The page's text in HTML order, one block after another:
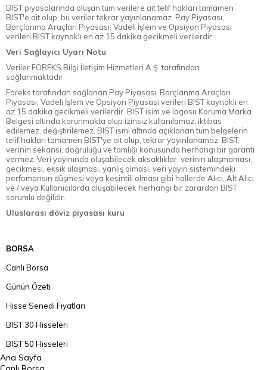
BIST piyasalarında oluşan tüm verilere ait telif hakları tamamen
BIST'e ait olup, bu veriler tekrar yayınlanamaz. Pay Piyasası,
Borçlanma Araçları Piyasası, Vadeli İşlem ve Opsiyon Piyasası
verileri BIST kaynaklı en az 15 dakika gecikmeli verilerdir.
Veri Sağlayıcı Uyarı Notu
Veriler FOREKS Bilgi İletişim Hizmetleri A.Ş. tarafından
sağlanmaktadır.
Foreks tarafından sağlanan Pay Piyasası, Borçlanma Araçları
Piyasası, Vadeli İşlem ve Opsiyon Piyasası verileri BIST kaynaklı en
az 15 dakika gecikmeli verilerdir. BIST isim ve logosu Koruma Marka
Belgesi altında korunmakta olup izinsiz kullanılamaz, iktibas
edilemez, değiştirilemez. BIST ismi altında açıklanan tüm belgelerin
telif hakları tamamen BIST'ye ait olup, tekrar yayınlanamaz. BIST,
verinin sekansı, doğruluğu ve tamlığı konusunda herhangi bir garanti
vermez. Veri yayınında oluşabilecek aksaklıklar, verinin ulaşmaması,
gecikmesi, eksik ulaşması, yanlış olması, veri yayın sistemindeki
perfomansın düşmesi veya kesintili olması gibi hallerde Alıcı, Alt Alıcı
ve / veya Kullanıcılarda oluşabilecek herhangi bir zarardan BIST
sorumlu değildir.
Uluslarası döviz piyasası kuru
BORSA
Canlı Borsa
Günün Özeti
Hisse Senedi Fiyatları
BIST 30 Hisseleri
BIST 50 Hisseleri
BIST 100 Hisseleri
Ana Sayfa